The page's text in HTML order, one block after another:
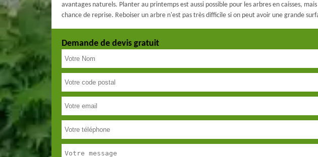
avantages naturels. Planter au printemps est aussi possible pour les arbres en caisses,
chance de reprise. Reboiser un arbre n'est pas très difficile si on peut avoir une grande
Demande de devis gratuit